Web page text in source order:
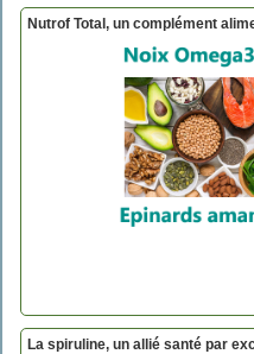
Nutrof Total, un complément
La spiruline, un allié santé par